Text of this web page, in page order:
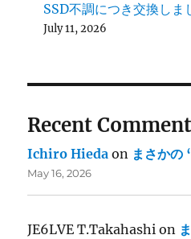
SSD不調につき交換しま
July 11, 2026
Recent
Ichiro Hieda on まさかの
May 16, 2026
JE6LVE T.Takahashi on